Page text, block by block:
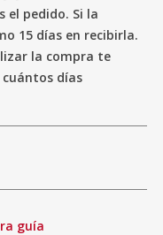
el pedido. Si la
15 días en recibirla.
la compra te
días
guía